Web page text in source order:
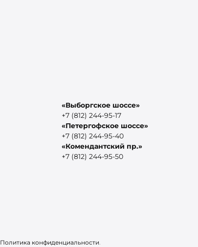
«Выборгское шоссе»
+7 (812) 244-95-17
«Петергофское шоссе»
+7 (812) 244-95-40
«Комендантский пр.»
+7 (812) 244-95-50
Политика конфиденциальности.